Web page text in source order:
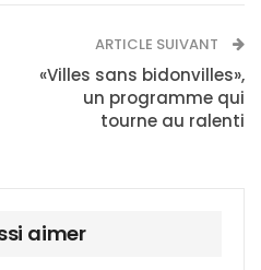
ARTICLE SUIVANT
«Villes sans bidonvilles»,
un programme qui
tourne au ralenti
aimer